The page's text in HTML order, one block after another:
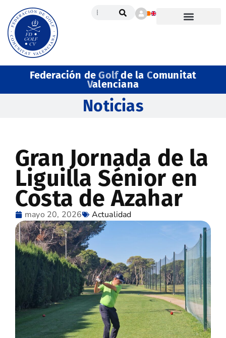
Federación deGolfde la Comunitat
Valenciana
Noticias
Gran Jornada de la
Liguilla Sénior en
Costa de Azahar
mayo 20, 2026 Actualidad